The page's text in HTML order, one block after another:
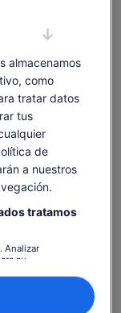
aprende sobre
merendar sus
10 ago. mar., 11 ago.
21 €
almacenamos
como
tratar datos
tus
de
a nuestros
tratamos
Analizar
su
medición de
y desarrollo de